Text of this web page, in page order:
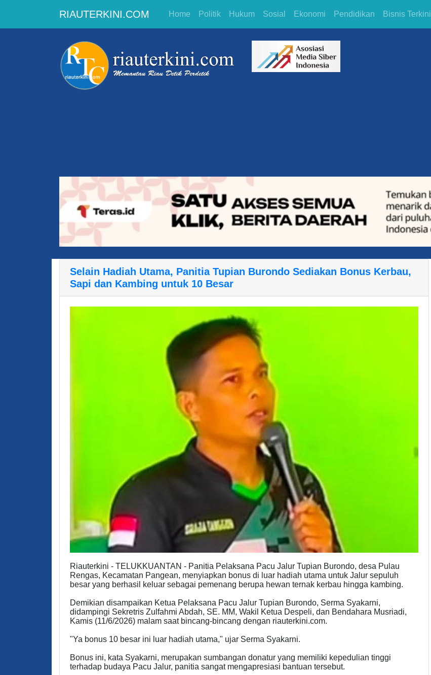
RIAUTERKINI.COM Home Politik Hukum Sosial Ekonomi Pendidikan Bisnis Terkini
Selain Hadiah Utama, Panitia Tupian Burondo Sediakan Bonus Kerbau,
Sapi dan Kambing untuk 10 Besar
Riauterkini - TELUKKUANTAN - Panitia Pelaksana Pacu Jalur Tupian Burondo, desa Pulau
Rengas, Kecamatan Pangean, menyiapkan bonus di luar hadiah utama untuk Jalur sepuluh
besar yang berhasil keluar sebagai pemenang berupa hewan ternak kerbau hingga kambing.
Demikian disampaikan Ketua Pelaksana Pacu Jalur Tupian Burondo, Serma Syakarni,
didampingi Sekretris Zulfahmi Abdah, SE. MM, Wakil Ketua Despeli, dan Bendahara Musriadi,
Kamis (11/6/2026) malam saat bincang-bincang dengan riauterkini.com.
"Ya bonus 10 besar ini luar hadiah utama," ujar Serma Syakarni.
Bonus ini, kata Syakarni, merupakan sumbangan donatur yang memiliki kepedulian tinggi
terhadap budaya Pacu Jalur, panitia sangat mengapresiasi bantuan tersebut.